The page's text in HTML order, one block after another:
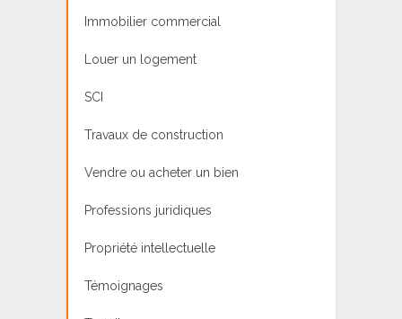
Immobilier commercial
Louer un logement
SCI
Travaux de construction
Vendre ou acheter un bien
Professions juridiques
Propriété intellectuelle
Témoignages